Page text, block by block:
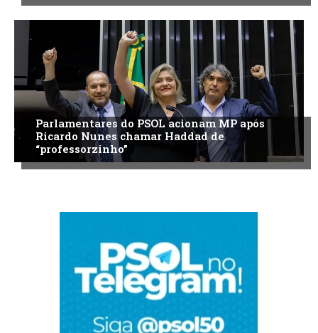
Parlamentares do PSOL acionam MP após
Ricardo Nunes chamar Haddad de
“professorzinho”